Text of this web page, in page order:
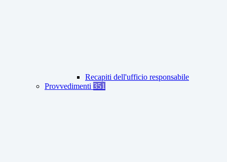
Recapiti dell'ufficio responsabile
Provvedimenti 351